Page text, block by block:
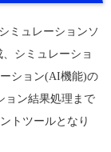
ミュレーションソ
シミュレーショ
ション(AI機能)の
ョン結果処理まで
トツールとなり